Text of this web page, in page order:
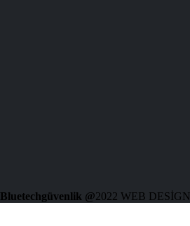
Bluetechgüvenlik @2022 WEB DESİGN